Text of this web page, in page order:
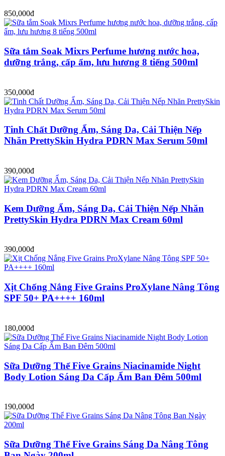
850,000đ
Sữa tắm Soak Mixrs Perfume hương nước hoa,
dưỡng trắng, cấp ẩm, lưu hương 8 tiếng 500ml
350,000đ
Tinh Chất Dưỡng Ẩm, Sáng Da, Cải Thiện Nếp
Nhăn PrettySkin Hydra PDRN Max Serum 50ml
390,000đ
Kem Dưỡng Ẩm, Sáng Da, Cải Thiện Nếp Nhăn
PrettySkin Hydra PDRN Max Cream 60ml
390,000đ
Xịt Chống Nắng Five Grains ProXylane Nâng Tông
SPF 50+ PA++++ 160ml
180,000đ
Sữa Dưỡng Thể Five Grains Niacinamide Night
Body Lotion Sáng Da Cấp Ẩm Ban Đêm 500ml
190,000đ
Sữa Dưỡng Thể Five Grains Sáng Da Nâng Tông